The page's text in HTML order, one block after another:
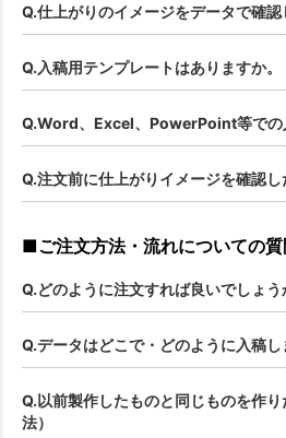
Q.仕上がりのイメージをデータで確認
Q.入稿用テンプレートはありますか。
Q.Word、Excel、PowerPoint等での
Q.注文前に仕上がりイメージを確認し
■ご注文方法・流れについての
Q.どのように注文すれば良いでしょう
Q.データはどこで・どのように入稿し
Q.以前製作したものと同じものを作
法）